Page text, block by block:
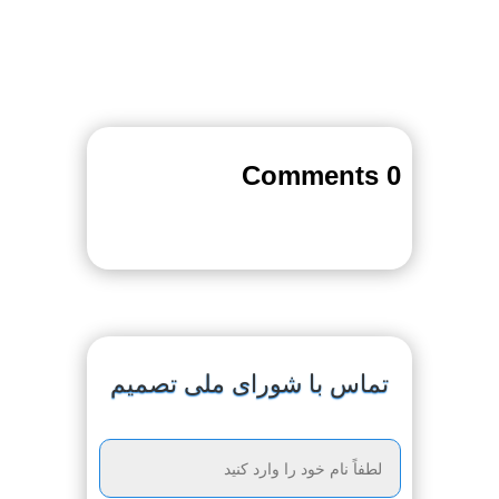
0 Comments
تماس با شورای ملی تصمیم